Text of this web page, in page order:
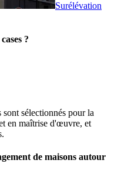
Surélévation
?
sont sélectionnés pour la
en maîtrise d'œuvre, et
de maisons autour